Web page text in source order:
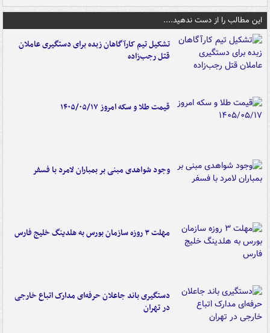
این مطالب را از دست ندهید....
تشکیل تیم کارآگاهان زبده برای دستگیری عاملان
قتل رجب‌زاده
قیمت طلا و سکه امروز ۱۴۰۵/۰۵/۱۷
وجود شواهدی مبنی بر بمباران لامرد با فسفر
مهلت ۳ روزه سازمان بورس به هلدینگ خلیج فارس
دستگیری باند جاعلان حرفه‌ای مدارک اتباع خارجی
در تهران